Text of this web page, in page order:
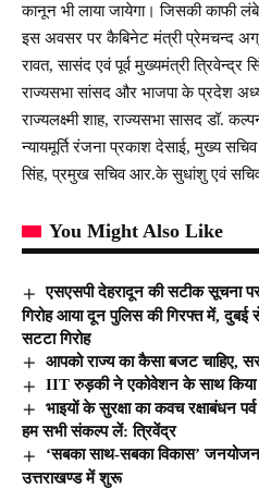
कानून भी लाया जायेगा। जिसकी काफी
इस अवसर पर कैबिनेट मंत्री प्रेमचन्द
रावत, सासंद एवं पूर्व मुख्यमंत्री
राज्यसभा सांसद और भाजपा के प्रदेश
राज्यलक्ष्मी शाह, राज्यसभा सासद डॉ.
न्यायमूर्ति रंजना प्रकाश देसाई, मुख्य
सिंह, प्रमुख सचिव आर.के सुधांशु एवं
You Might Also Like
एसएसपी देहरादून की सटीक सूचना
गिरोह आया दून पुलिस की गिरफ्त में, दुबई
सटटा गिरोह
आपको राज्य का कैसा बजट चाहिए,
IIT रुड़की ने एकोवेशन के साथ
भाइयों के सुरक्षा का कवच रक्षाबंधन
हम सभी संकल्प लें: त्रिवेंद्र
‘सबका साथ-सबका विकास’
उत्तराखण्ड में शुरू